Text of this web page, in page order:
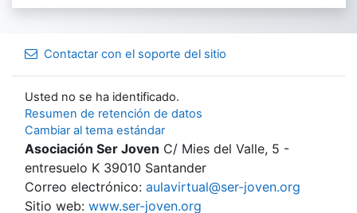
Contactar con el soporte del sitio
Usted no se ha identificado.
Resumen de retención de datos
Cambiar al tema estándar
Asociación Ser Joven C/ Mies del Valle, 5 -
entresuelo K 39010 Santander
Correo electrónico: aulavirtual@ser-joven.org
Sitio web: www.ser-joven.org